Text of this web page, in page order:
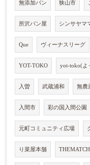
無添加パン 狭山市
所沢パン屋 シンサヤマ
Que ヴィーナスリーグ
YOT-TOKO yot-toko(よ
入曽 武蔵浦和 無農
入間市 彩の国入間公園
元町コミュニティ広場
り菜屋本舗